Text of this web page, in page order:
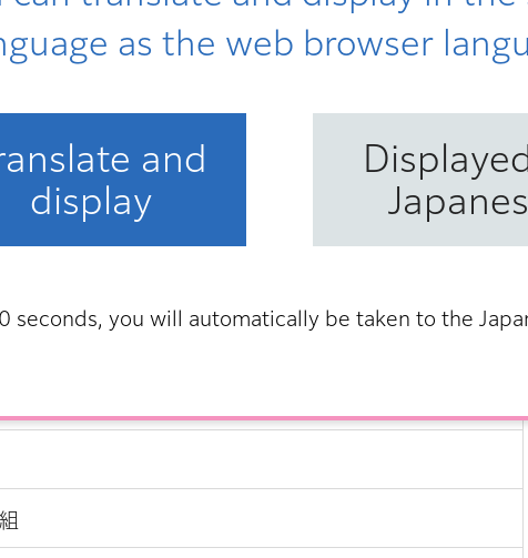
as the web browser
and
display
seconds, you will automatically be taken to the
及び消費期限間近な食料品の提供